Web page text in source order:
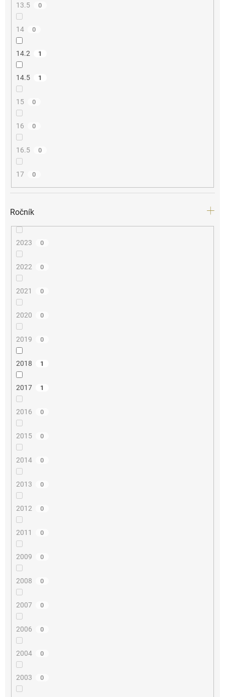
13.5 0
14 0
14.2 1
14.5 1
15 0
16 0
16.5 0
17 0
Ročník
2023 0
2022 0
2021 0
2020 0
2019 0
2018 1
2017 1
2016 0
2015 0
2014 0
2013 0
2012 0
2011 0
2009 0
2008 0
2007 0
2006 0
2004 0
2003 0